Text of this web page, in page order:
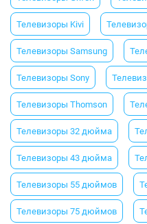
Телевизоры Kivi
Телевизоры Samsung
Телевизоры Sony
Телевизоры Thomson
Телевизоры 32 дюйма
Телевизоры 43 дюйма
Телевизоры 55 дюймов
Телевизоры 75 дюймов